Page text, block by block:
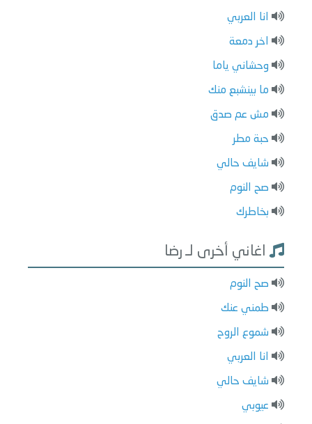
انا العربي
اخر دمعة
وحشاني ياما
ما بينشبع منك
مش عم صدق
حبة مطر
شايف حالي
صح النوم
بخاطرك
اغاني أخرى لـ رضا
صح النوم
طمني عنك
شموع الروح
انا العربي
شايف حالي
عيوبي